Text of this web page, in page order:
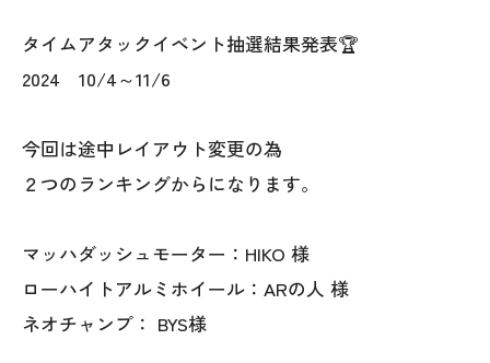
タイムアタックイベント抽選結果発表🏆
2024 10/4～11/6
今回は途中レイアウト変更の為
２つのランキングからになります。
マッハダッシュモーター：HIKO 様
ローハイトアルミホイール：ARの人 様
ネオチャンプ： BYS様